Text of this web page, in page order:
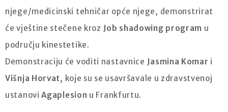
njege/medicinski tehničar opće njege, demonstrirat
će vještine stečene kroz Job shadowing program u
području kinestetike.
Demonstraciju će voditi nastavnice Jasmina Komar i
Višnja Horvat, koje su se usavršavale u zdravstvenoj
ustanoviAgaplesion u Frankfurtu.